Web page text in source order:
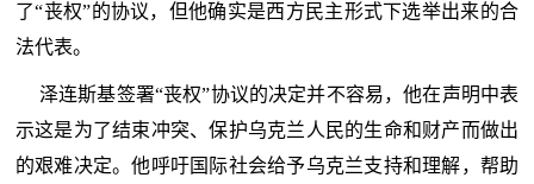
了“丧权”的协议，但他确实是西方民主形式下选举出来的合
法代表。
泽连斯基签署“丧权”协议的决定并不容易，他在声明中表
示这是为了结束冲突、保护乌克兰人民的生命和财产而做出
的艰难决定。他呼吁国际社会给予乌克兰支持和理解，帮助